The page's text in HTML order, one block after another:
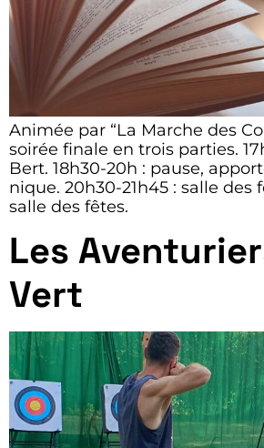
Animée par “La Marche des
soirée finale en trois parties.
Bert. 18h30-20h : pause,
nique. 20h30-21h45 : salle des
salle des fêtes.
Les
Vert